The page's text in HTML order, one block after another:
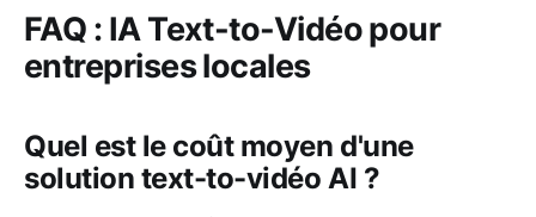
FAQ : IA Text-to-Vidéo pour
entreprises locales
Quel est le coût moyen d'une
solution text-to-vidéo AI ?